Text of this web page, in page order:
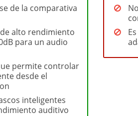
de la comparativa
alto rendimiento
para un audio
permite controlar
desde el
inteligentes
auditivo